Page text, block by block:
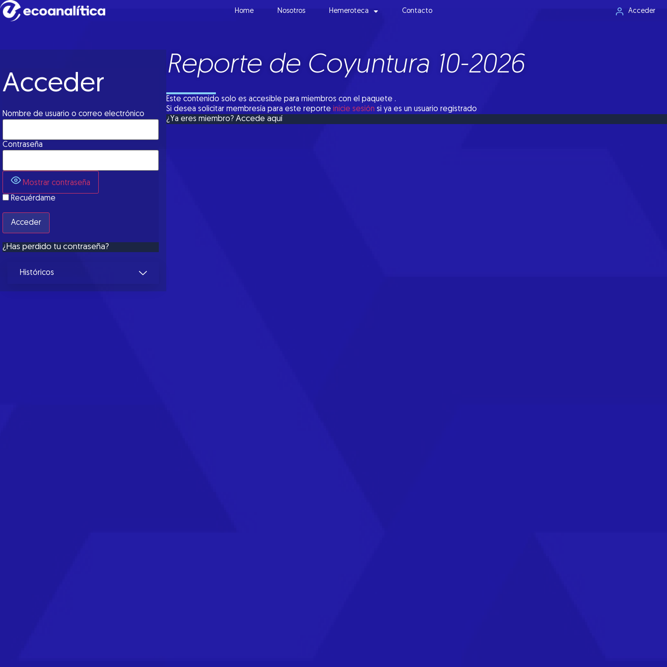
Home Nosotros Hemeroteca Contacto Acceder
Acceder
Nombre de usuario o correo electrónico
Contraseña
Mostrar contraseña
Recuérdame
¿Has perdido tu contraseña?
Históricos
Reporte de Coyuntura 10-2026
Este contenido solo es accesible para miembros con el paquete .
Si desea solicitar membresía para este reporteinicie sesión si ya es un usuario registrado
¿Ya eres miembro?Accede aquí